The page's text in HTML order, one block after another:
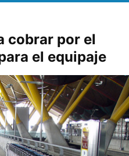
cobrar por el
el equipaje